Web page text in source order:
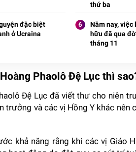
thứ ba
đặc biệt
ở Ucraina
Năm nay, việc
hữu đã qua
tháng 11
Phaolô Đệ Lục thì
Đệ Lục đã viết thư cho niên
trưởng và các vị Hồng Y khác nên
khả năng rằng khi các vị Giáo